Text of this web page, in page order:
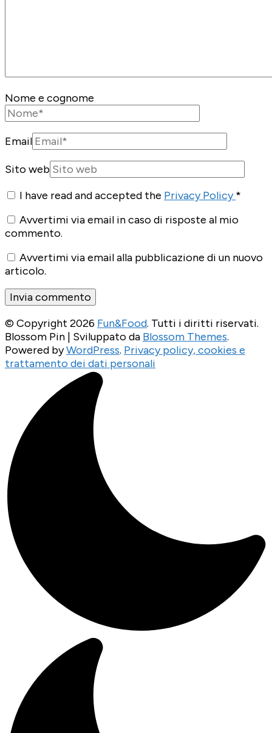
Nome e cognome
Email
Sito web
I have read and accepted the Privacy Policy*
Avvertimi via email in caso di risposte al mio
commento.
Avvertimi via email alla pubblicazione di un nuovo
articolo.
© Copyright 2026 Fun&Food. Tutti i diritti riservati.
Blossom Pin | Sviluppato da Blossom Themes.
Powered byWordPress. Privacy policy, cookies e
trattamento dei dati personali